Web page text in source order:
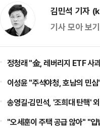
김민석 기자
기사 모아 보
정청래 "金, 레버리지 ETF 사
이성윤 "주석야청, 호남의 민
송영길·김민석, '조희대 탄핵'
"오세훈이 주택 공급 않아" "